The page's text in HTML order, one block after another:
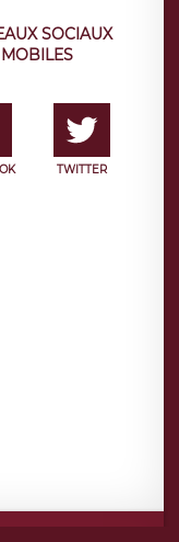
SOCIAUX
TWITTER